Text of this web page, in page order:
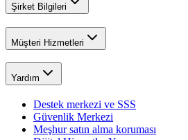
Şirket Bilgileri
Müşteri Hizmetleri
Yardım
Destek merkezi ve SSS
Güvenlik Merkezi
Meşhur satın alma koruması